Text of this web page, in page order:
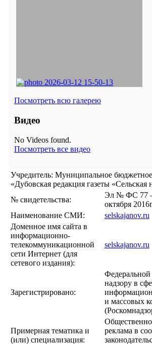
Посмотреть всю галерею
Видео
No Videos found.
Посмотреть все видео
Учредитель: Муниципальное
«Дубовская редакция газеты «Сельская
№ свидетельства:
Эл № ФС 77
октября
Наименование СМИ:
selskajanov.ru
Доменное имя сайта в
информационно-
телекоммуникационной
сети Интернет (для
сетевого издания):
selskajanov.ru
Зарегистрировано:
надзору в
и массовых
Примерная тематика и
(или) специализация:
реклама в